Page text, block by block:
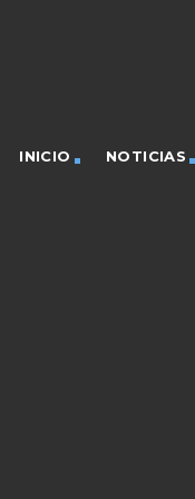
INICIO NOTICIAS